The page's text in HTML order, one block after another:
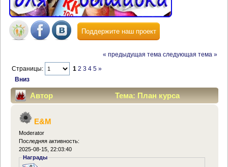
Поддержите наш проект
« предыдущая тема следующая тема »
Страницы: 1 2 3 4 5 »
Вниз
Автор
Тема: План курса
(Прочитано 189803 раз)
E&M
Moderator
Последняя активность:
2025-08-15, 22:03:40
Награды